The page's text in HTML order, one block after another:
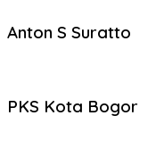
Anton S Suratto
PKS Kota Bogor